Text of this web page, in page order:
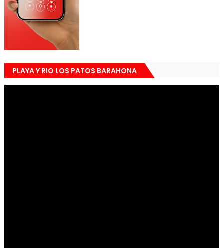
PLAYA Y RIO LOS PATOS BARAHONA